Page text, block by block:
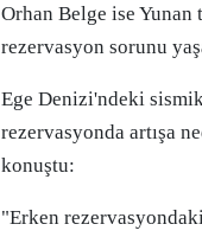
Orhan Belge ise
rezervasyon sorunu
Ege Denizi'ndeki
rezervasyonda artışa
konuştu:
"Erken